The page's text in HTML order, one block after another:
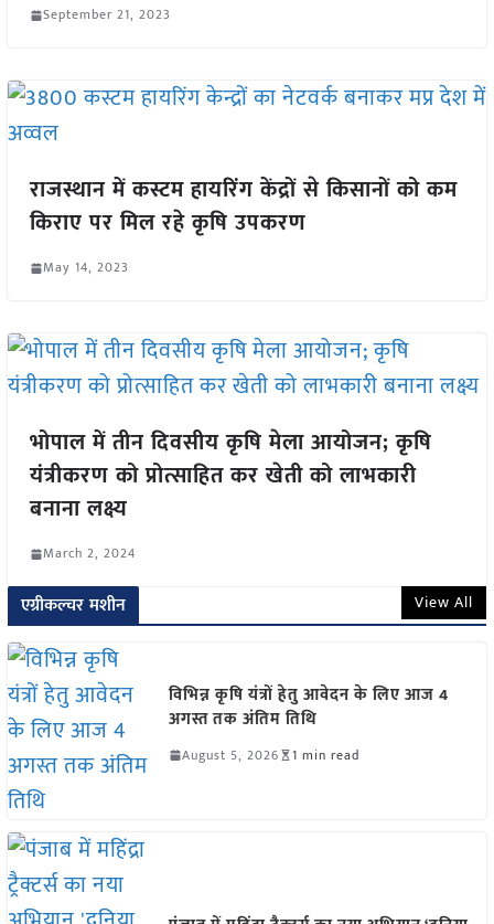
September 21, 2023
राजस्थान में कस्टम हायरिंग केंद्रों से किसानों को कम
किराए पर मिल रहे कृषि उपकरण
May 14, 2023
भोपाल में तीन दिवसीय कृषि मेला आयोजन; कृषि
यंत्रीकरण को प्रोत्साहित कर खेती को लाभकारी
बनाना लक्ष्य
March 2, 2024
एग्रीकल्चर मशीन View All
विभिन्न कृषि यंत्रों हेतु आवेदन के लिए आज 4
अगस्त तक अंतिम तिथि
August 5, 2026 1 min read